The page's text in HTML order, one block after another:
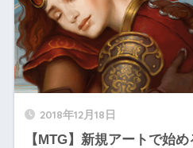
2018年12月18日
【MTG】新規アートで始